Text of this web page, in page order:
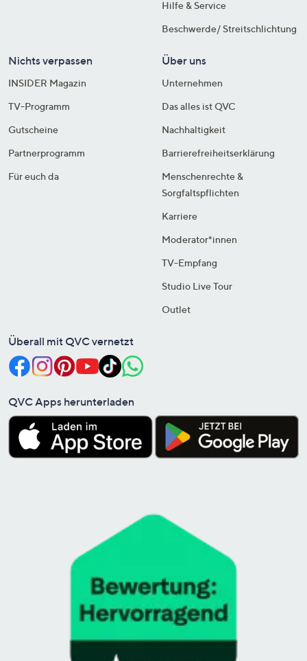
Hilfe & Service
Beschwerde/ Streitschlichtung
Nichts verpassen
INSIDER Magazin
TV-Programm
Gutscheine
Partnerprogramm
Für euch da
Über uns
Unternehmen
Das alles ist QVC
Nachhaltigkeit
Barrierefreiheitserklärung
Menschenrechte &
Sorgfaltspflichten
Karriere
Moderator*innen
TV-Empfang
Studio Live Tour
Outlet
Überall mit QVC vernetzt
QVC Apps herunterladen